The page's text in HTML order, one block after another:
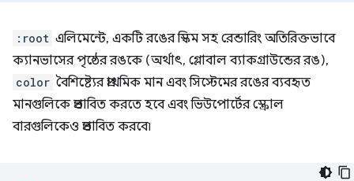
:root এলিমেন্টে, একটি রঙের স্কিম সহ রেন্ডারিং অতিরিক্তভাবে
ক্যানভাসের পৃষ্ঠের রঙকে (অর্থাৎ, গ্লোবাল ব্যাকগ্রাউন্ডের রঙ),
color বৈশিষ্ট্যের প্রাথমিক মান এবং সিস্টেমের রঙের ব্যবহৃত
মানগুলিকে প্রভাবিত করতে হবে এবং ভিউপোর্টের স্ক্রোল
বারগুলিকেও প্রভাবিত করবে৷